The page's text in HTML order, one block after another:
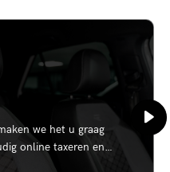
we het u graag
online taxeren en